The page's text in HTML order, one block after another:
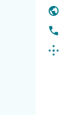


